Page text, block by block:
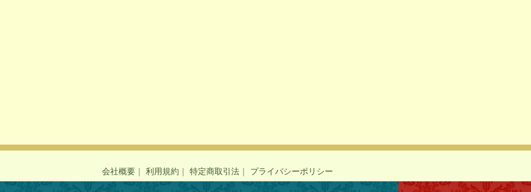
会社概要 ｜ 利用規約 ｜ 特定商取引法 ｜ プライバシーポリシー